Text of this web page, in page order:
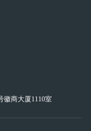
徽商大厦1110室